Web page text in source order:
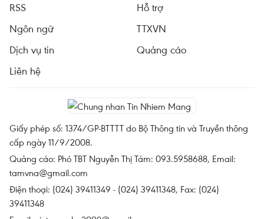
RSS
Hỗ trợ
Ngôn ngữ
TTXVN
Dịch vụ tin
Quảng cáo
Liên hệ
Giấy phép số: 1374/GP-BTTTT do Bộ Thông tin và Truyền thông
cấp ngày 11/9/2008.
Quảng cáo: Phó TBT Nguyễn Thị Tám: 093.5958688, Email:
tamvna@gmail.com
Điện thoại: (024) 39411349 - (024) 39411348, Fax: (024)
39411348